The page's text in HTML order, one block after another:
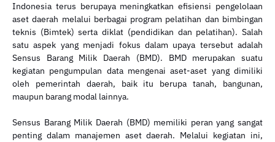
Indonesia terus berupaya meningkatkan efisiensi pengelolaan
aset daerah melalui berbagai program pelatihan dan bimbingan
teknis (Bimtek) serta diklat (pendidikan dan pelatihan). Salah
satu aspek yang menjadi fokus dalam upaya tersebut adalah
Sensus Barang Milik Daerah (BMD). BMD merupakan suatu
kegiatan pengumpulan data mengenai aset-aset yang dimiliki
oleh pemerintah daerah, baik itu berupa tanah, bangunan,
maupun barang modal lainnya.
Sensus Barang Milik Daerah (BMD) memiliki peran yang sangat
penting dalam manajemen aset daerah. Melalui kegiatan ini,